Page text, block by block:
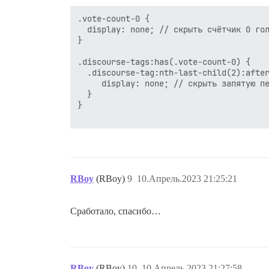
.vote-count-0 {
display: none; // скрыть счётчик 0
}
.discourse-tags:has(.vote-count-0) {
.discourse-tag:nth-last-
display: none; // скрыть запятую
  }
}
RBoy (RBoy) 10.Апрель.2023 21:25:21
9
Сработало, спасибо…